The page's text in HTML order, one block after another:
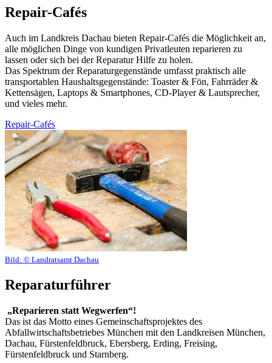
Repair-Cafés
Auch im Landkreis Dachau bieten Repair-Cafés die Möglichkeit an,
alle möglichen Dinge von kundigen Privatleuten reparieren zu
lassen oder sich bei der Reparatur Hilfe zu holen.
Das Spektrum der Reparaturgegenstände umfasst praktisch alle
transportablen Haushaltsgegenstände: Toaster & Fön, Fahrräder &
Kettensägen, Laptops & Smartphones, CD-Player & Lautsprecher,
und vieles mehr.
Repair-Cafés
Bild: © Landratsamt Dachau
Reparaturführer
„Reparieren statt Wegwerfen“!
Das ist das Motto eines Gemeinschaftsprojektes des
Abfallwirtschaftsbetriebes München mit den Landkreisen München,
Dachau, Fürstenfeldbruck, Ebersberg, Erding, Freising,
Fürstenfeldbruck und Starnberg.